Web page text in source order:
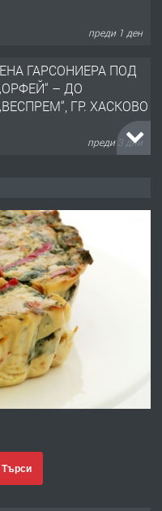
преди 1 ден
ГАРСОНИЕРА ПОД
– ДО
ГР. ХАСКОВО
преди 3 дни
В ЦЕНТЪРА НА ГР.
преди 4 дни
под наем
Офис под наем в кв.
Търси